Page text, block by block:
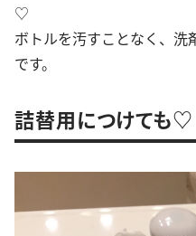
♡
ボトルを汚すことなく、洗
です。
詰替用につけても♡